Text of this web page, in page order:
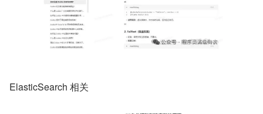
ElasticSearch 相关